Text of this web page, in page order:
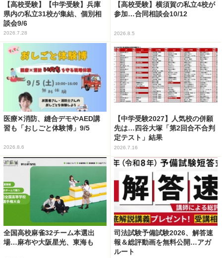
【高校受験】【中学受験】兵庫
県内の私立31校が集結、個別相
談会9/6
2026.7.28
【高校受験】横須賀の私立4校が
参加…合同相談会10/12
2026.8.5
医療✕消防、縫合デモやAED講
習も「おしごと体験博」9/5
2026.8.6
【中学受験2027】人気校の併願
先は…四谷大塚「第2回合不合判
定テスト」結果
2026.7.16
全国高校麻雀32チーム本選出
場…麻布や大阪星光、東海も
司法試験予備試験2026、解答速
報＆総評動画を無料公開…アガ
ルート